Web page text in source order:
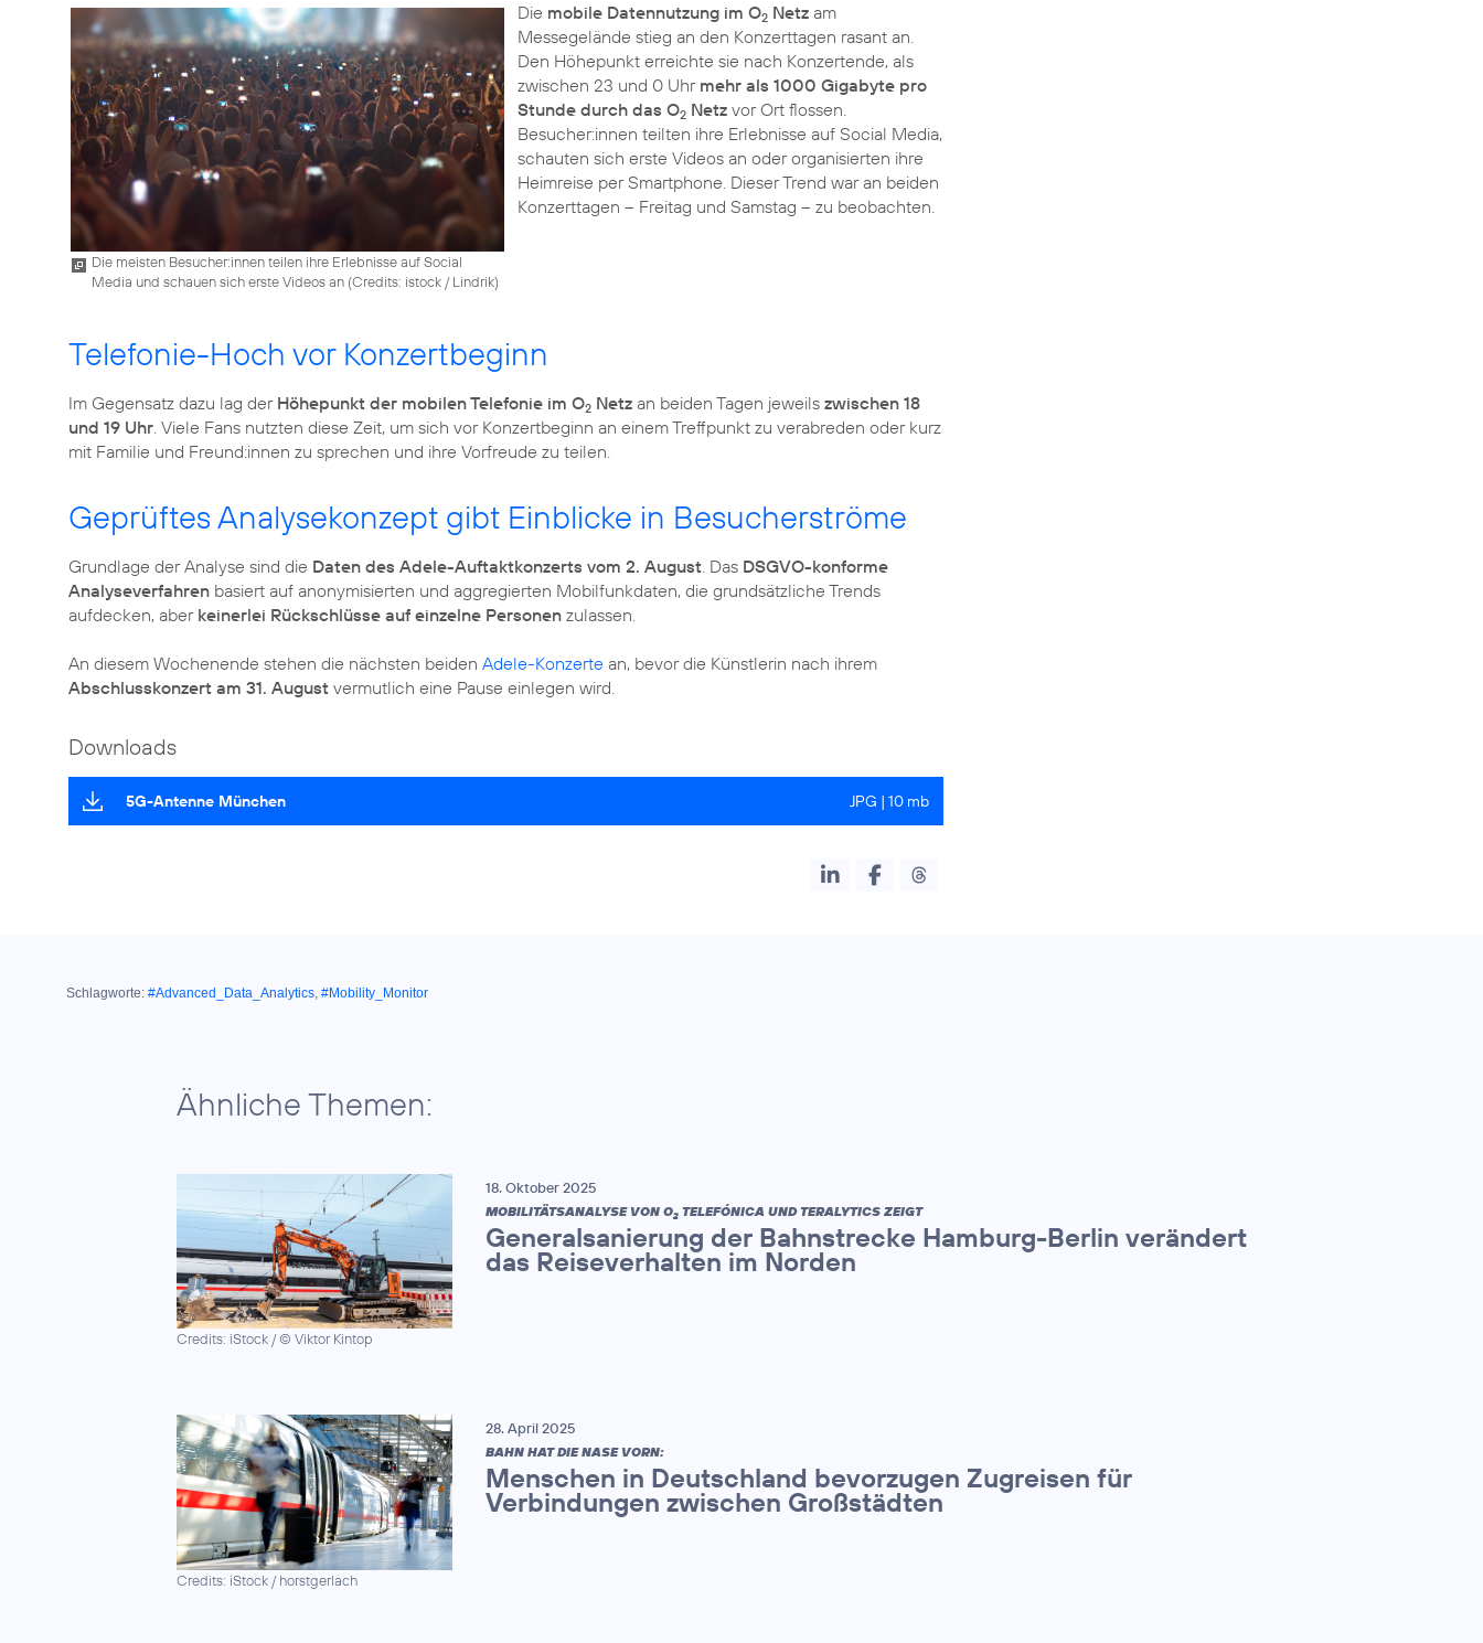
Die meisten Besucher:innen teilen ihre Erlebnisse auf Social
Media und schauen sich erste Videos an (Credits: istock / Lindrik)
Die mobile Datennutzung im O2Netzam
Messegelände stieg an den Konzerttagen rasant an.
Den Höhepunkt erreichte sie nach Konzertende, als
zwischen 23 und 0 Uhr mehr als 1000 Gigabyte pro
Stunde durch das O2Netzvor Ort flossen.
Besucher:innen teilten ihre Erlebnisse auf Social Media,
schauten sich erste Videos an oder organisierten ihre
Heimreise per Smartphone. Dieser Trend war an beiden
Konzerttagen – Freitag und Samstag – zu beobachten.
Telefonie-Hoch vor Konzertbeginn
Im Gegensatz dazu lag der Höhepunkt der mobilen Telefonie im O2 Netz an beiden Tagen jeweils zwischen 18
und 19 Uhr . Viele Fans nutzten diese Zeit, um sich vor Konzertbeginn an einem Treffpunkt zu verabreden oder kurz
mit Familie und Freund:innen zu sprechen und ihre Vorfreude zu teilen.
Geprüftes Analysekonzept gibt Einblicke in Besucherströme
Grundlage der Analyse sind die Daten des Adele-Auftaktkonzerts vom 2. August . Das DSGVO-konforme
Analyseverfahren basiert auf anonymisierten und aggregierten Mobilfunkdaten, die grundsätzliche Trends
aufdecken, aber keinerlei Rückschlüsse auf einzelne Personen zulassen.
An diesem Wochenende stehen die nächsten beiden Adele-Konzerte an, bevor die Künstlerin nach ihrem
Abschlusskonzert am 31. August vermutlich eine Pause einlegen wird.
Downloads
5G-Antenne München JPG | 10 mb
Schlagworte: #Advanced_Data_Analytics, #Mobility_Monitor
Ähnliche Themen:
Credits: iStock / © Viktor Kintop
18. Oktober 2025
MOBILITÄTSANALYSE VON O2 TELEFÓNICA UND TERALYTICS ZEIGT
Generalsanierung der Bahnstrecke Hamburg-Berlin verändert
das Reiseverhalten im Norden
Credits: iStock / horstgerlach
28. April 2025
BAHN HAT DIE NASE VORN:
Menschen in Deutschland bevorzugen Zugreisen für
Verbindungen zwischen Großstädten